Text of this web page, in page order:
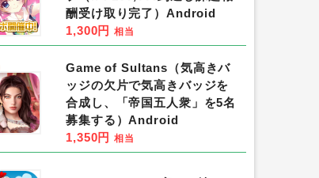
酬受け取り完了）Android
1,300円 相当
Game of Sultans（気高きバ
ッジの欠片で気高きバッジを
合成し、「帝国五人衆」を5名
募集する）Android
1,350円 相当